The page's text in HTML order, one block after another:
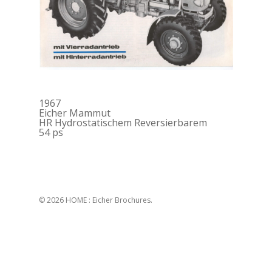
1967
Eicher Mammut
HR Hydrostatischem Reversierbarem
54 ps
© 2026 HOME : Eicher Brochures.